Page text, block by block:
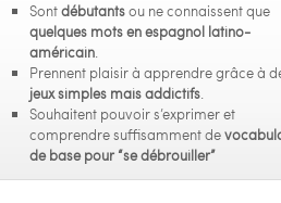
Sontdébutantsou ne connaissent que
quelques mots en espagnol latino-
américain.
Prennent plaisir à apprendre grâce à
jeux simples mais addictifs.
Souhaitent pouvoir s’exprimer et
comprendre suffisamment de
de base pour “se débrouiller”